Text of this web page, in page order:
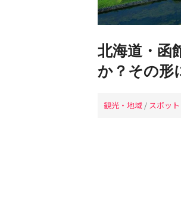
北海道・函
か？その形
観光・地域 / スポット